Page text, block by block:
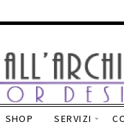
SHOP SERVIZI